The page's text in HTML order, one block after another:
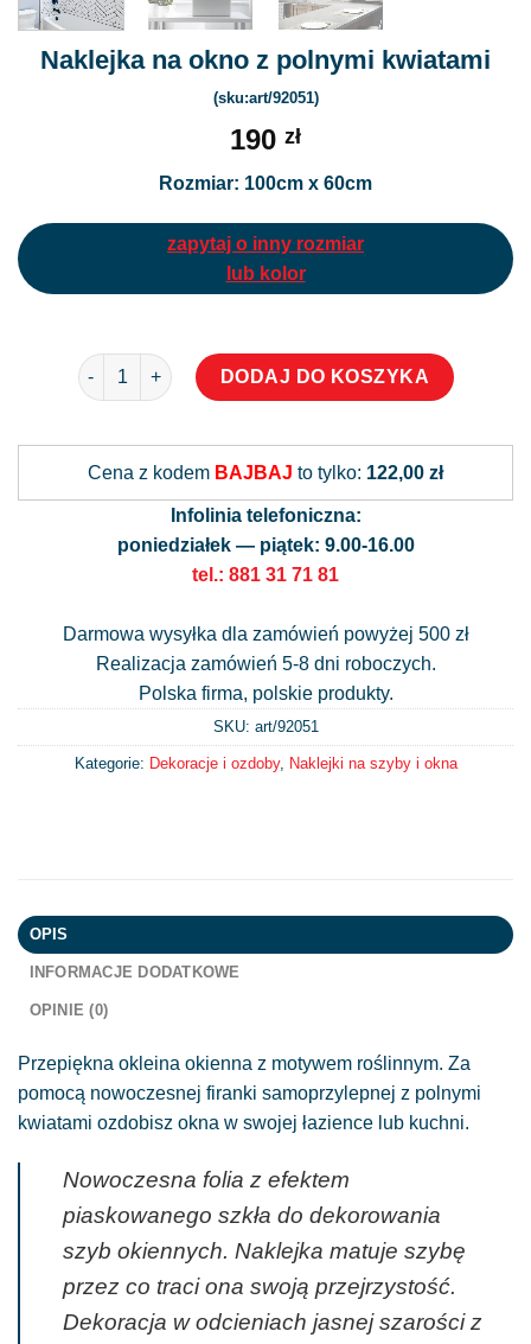
Naklejka na okno z polnymi kwiatami
(sku:art/92051)
190 zł
Rozmiar: 100cm x 60cm
zapytaj o inny rozmiar
lub kolor
ilość Naklejka na okno z polnymi kwiatami
DODAJ DO KOSZYKA
Cena z kodem BAJBAJ to tylko: 122,00 zł
Infolinia telefoniczna:
poniedziałek — piątek: 9.00-16.00
tel.: 881 31 71 81
Darmowa wysyłka dla zamówień powyżej 500 zł
Realizacja zamówień 5-8 dni roboczych.
Polska firma, polskie produkty.
SKU: art/92051
Kategorie: Dekoracje i ozdoby, Naklejki na szyby i okna
OPIS
INFORMACJE DODATKOWE
OPINIE (0)
Przepiękna okleina okienna z motywem roślinnym. Za
pomocą nowoczesnej firanki samoprzylepnej z polnymi
kwiatami ozdobisz okna w swojej łazience lub kuchni.
Nowoczesna folia z efektem
piaskowanego szkła do dekorowania
szyb okiennych. Naklejka matuje szybę
przez co traci ona swoją przejrzystość.
Dekoracja w odcieniach jasnej szarości z